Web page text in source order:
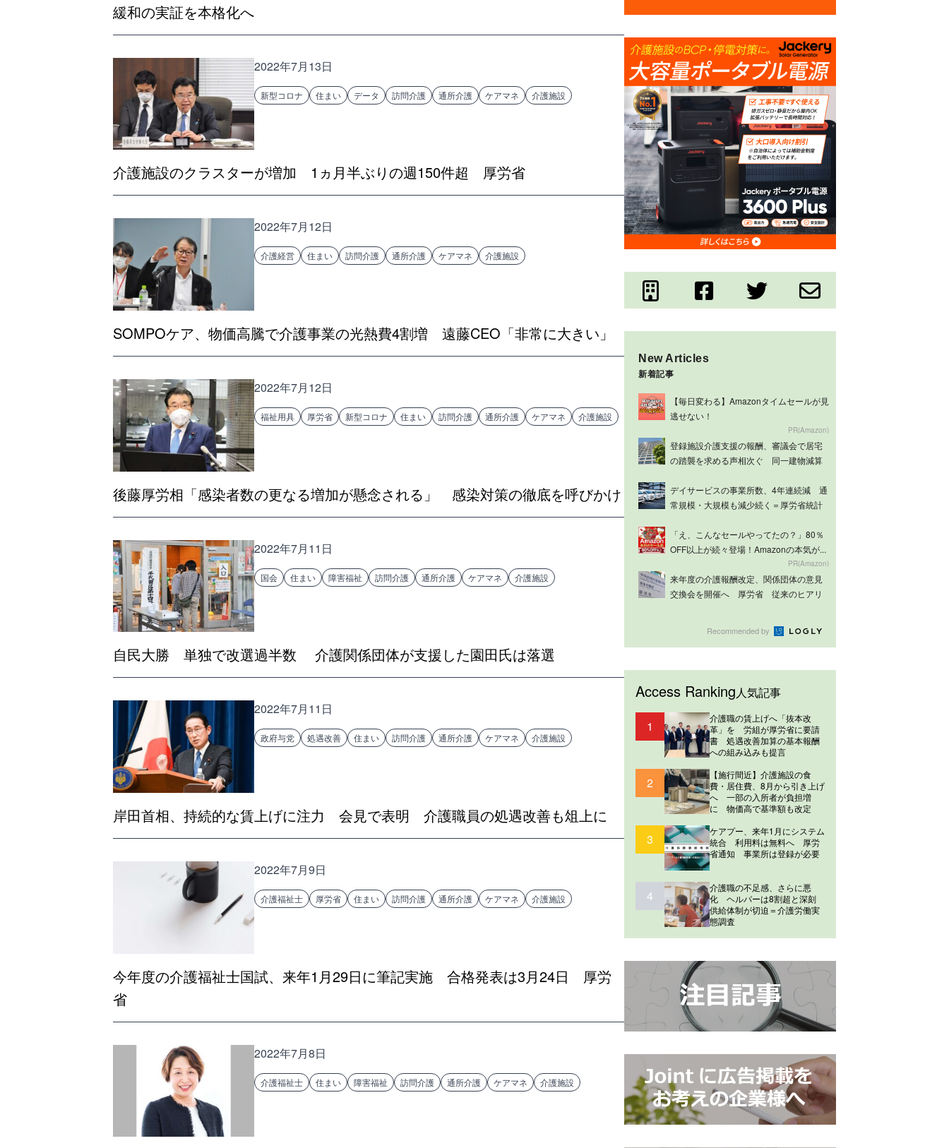
緩和の実証を本格化へ
2022年7月13日
新型コロナ 住まい データ 訪問介護 通所介護 ケアマネ 介護施設
介護施設のクラスターが増加 1ヵ月半ぶりの週150件超 厚労省
2022年7月12日
介護経営 住まい 訪問介護 通所介護 ケアマネ 介護施設
SOMPOケア、物価高騰で介護事業の光熱費4割増 遠藤CEO「非常に大きい」
2022年7月12日
福祉用具 厚労省 新型コロナ 住まい 訪問介護 通所介護 ケアマネ 介護施設
後藤厚労相「感染者数の更なる増加が懸念される」 感染対策の徹底を呼びかけ
2022年7月11日
国会 住まい 障害福祉 訪問介護 通所介護 ケアマネ 介護施設
自民大勝 単独で改選過半数 介護関係団体が支援した園田氏は落選
2022年7月11日
政府与党 処遇改善 住まい 訪問介護 通所介護 ケアマネ 介護施設
岸田首相、持続的な賃上げに注力 会見で表明 介護職員の処遇改善も俎上に
2022年7月9日
介護福祉士 厚労省 住まい 訪問介護 通所介護 ケアマネ 介護施設
今年度の介護福祉士国試、来年1月29日に筆記実施 合格発表は3月24日 厚労
省
2022年7月8日
介護福祉士 住まい 障害福祉 訪問介護 通所介護 ケアマネ 介護施設
New Articles
新着記事
【毎日変わる】Amazonタイムセールが見
逃せない！
PR(Amazon)
登録施設介護支援の報酬、審議会で居宅
の踏襲を求める声相次ぐ 同一建物減算
デイサービスの事業所数、4年連続減 通
常規模・大規模も減少続く＝厚労省統計
「え、こんなセールやってたの？」80％
OFF以上が続々登場！Amazonの本気が...
PR(Amazon)
来年度の介護報酬改定、関係団体の意見
交換会を開催へ 厚労省 従来のヒアリ
Recommended by
Access Ranking人気記事
1
介護職の賃上げへ「抜本改
革」を 労組が厚労省に要請
書 処遇改善加算の基本報酬
への組み込みも提言
2
【施行間近】介護施設の食
費・居住費、8月から引き上げ
へ 一部の入所者が負担増
に 物価高で基準額も改定
3
ケアプー、来年1月にシステム
統合 利用料は無料へ 厚労
省通知 事業所は登録が必要
4
介護職の不足感、さらに悪
化 ヘルパーは8割超と深刻
供給体制が切迫＝介護労働実
態調査